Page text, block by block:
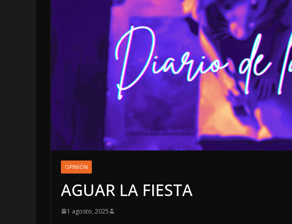
OPINIÓN
AGUAR LA FIESTA
1 agosto, 2025
LOCALES OPINIÓN
5 agosto, 2026